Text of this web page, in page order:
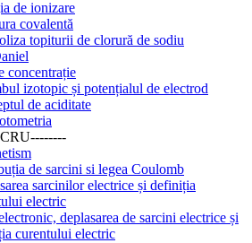
de ionizare
covalentă
topiturii de clorură de sodiu
concentrație
izotopic și potențialul de electrod
de aciditate
de sarcini si legea Coulomb
sarcinilor electrice și definiția
electric
deplasarea de sarcini electrice și
curentului electric